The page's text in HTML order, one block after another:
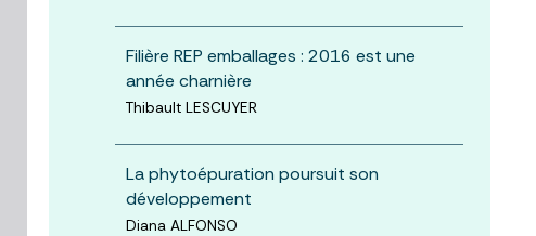
Filière REP emballages : 2016 est une
année charnière
Thibault LESCUYER
La phytoépuration poursuit son
développement
Diana ALFONSO